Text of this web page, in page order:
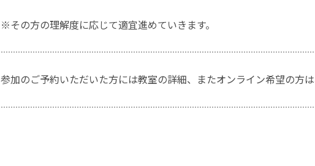
※その方の理解度に応じて適宜進めていきます。
参加のご予約いただいた方には教室の詳細、またオンライン希望の方